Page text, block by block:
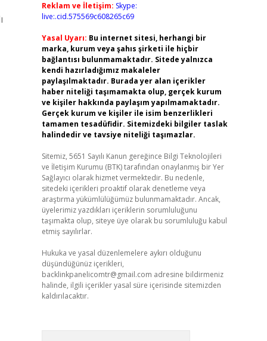
Reklam ve İletişim: Skype:
live:.cid.575569c608265c69
Yasal Uyarı: Bu internet sitesi, herhangi bir
marka, kurum veya şahıs şirketi ile hiçbir
bağlantısı bulunmamaktadır. Sitede yalnızca
kendi hazırladığımız makaleler
paylaşılmaktadır. Burada yer alan içerikler
haber niteliği taşımamakta olup, gerçek kurum
ve kişiler hakkında paylaşım yapılmamaktadır.
Gerçek kurum ve kişiler ile isim benzerlikleri
tamamen tesadüfidir. Sitemizdeki bilgiler taslak
halindedir ve tavsiye niteliği taşımazlar.
Sitemiz, 5651 Sayılı Kanun gereğince Bilgi Teknolojileri
ve İletişim Kurumu (BTK) tarafından onaylanmış bir Yer
Sağlayıcı olarak hizmet vermektedir. Bu nedenle,
sitedeki içerikleri proaktif olarak denetleme veya
araştırma yükümlülüğümüz bulunmamaktadır. Ancak,
üyelerimiz yazdıkları içeriklerin sorumluluğunu
taşımakta olup, siteye üye olarak bu sorumluluğu kabul
etmiş sayılırlar.
Hukuka ve yasal düzenlemelere aykırı olduğunu
düşündüğünüz içerikleri,
backlinkpanelicomtr@gmail.com adresine bildirmeniz
halinde, ilgili içerikler yasal süre içerisinde sitemizden
kaldırılacaktır.